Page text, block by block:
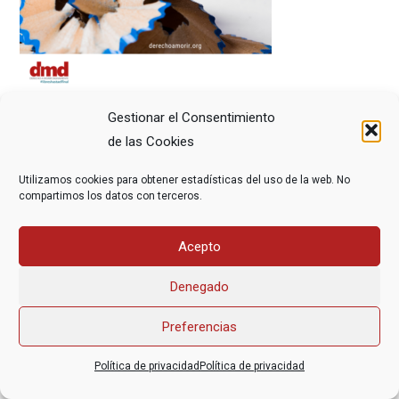
Gestionar el Consentimiento
de las Cookies
Utilizamos cookies para obtener estadísticas del uso de la web. No
compartimos los datos con terceros.
Acepto
Denegado
Preferencias
Política de privacidad Política de privacidad
informacion@derechoamorir.org